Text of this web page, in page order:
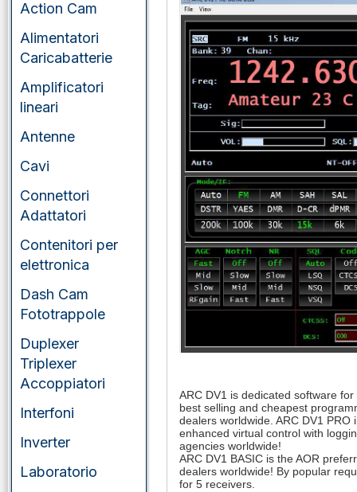
Action Cam
Alimentatori
Caricabatterie
Amplificatori
lineari
Antenne
Cavi
Connettori
Adattatori
Contenitori per
elettronica
Dash Cam
Fototrappole
Duplexer
Triplexer
Accoppiatori
Interfoni
Inverter
Laboratorio
ARC DV1 is dedicated software
best selling and cheapest
dealers worldwide. ARC DV1
enhanced virtual control with
agencies worldwide!
ARC DV1 BASIC is the AOR
dealers worldwide! By popular
for 5 receivers.